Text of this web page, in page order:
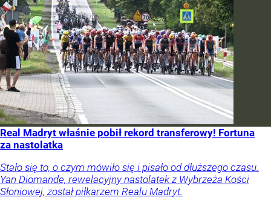
Real Madryt właśnie pobił rekord transferowy! Fortuna
za nastolatka
Stało się to, o czym mówiło się i pisało od dłuższego czasu.
Yan Diomande, rewelacyjny nastolatek z Wybrzeża Kości
Słoniowej, został piłkarzem Realu Madryt.